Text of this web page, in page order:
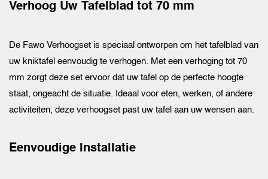
Verhoog Uw Tafelblad tot 70 mm
De Fawo Verhoogset is speciaal ontworpen om het tafelblad van
uw kniktafel eenvoudig te verhogen. Met een verhoging tot 70
mm zorgt deze set ervoor dat uw tafel op de perfecte hoogte
staat, ongeacht de situatie. Ideaal voor eten, werken, of andere
activiteiten, deze verhoogset past uw tafel aan uw wensen aan.
Eenvoudige Installatie